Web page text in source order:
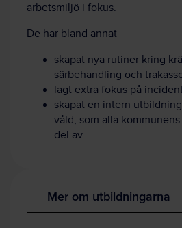
arbetsmiljö i fokus.
De har bland annat
skapat nya rutiner kring
särbehandling och
lagt extra fokus på
skapat en intern
våld, som alla
del av
Mer om utbildningarna